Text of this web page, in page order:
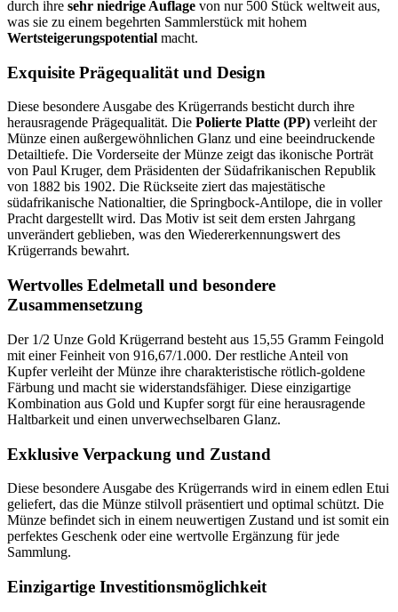
durch ihre sehr niedrige Auflage von nur 500 Stück weltweit aus,
was sie zu einem begehrten Sammlerstück mit hohem
Wertsteigerungspotential macht.
Exquisite Prägequalität und Design
Diese besondere Ausgabe des Krügerrands besticht durch ihre
herausragende Prägequalität. Die Polierte Platte (PP) verleiht der
Münze einen außergewöhnlichen Glanz und eine beeindruckende
Detailtiefe. Die Vorderseite der Münze zeigt das ikonische Porträt
von Paul Kruger, dem Präsidenten der Südafrikanischen Republik
von 1882 bis 1902. Die Rückseite ziert das majestätische
südafrikanische Nationaltier, die Springbock-Antilope, die in voller
Pracht dargestellt wird. Das Motiv ist seit dem ersten Jahrgang
unverändert geblieben, was den Wiedererkennungswert des
Krügerrands bewahrt.
Wertvolles Edelmetall und besondere
Zusammensetzung
Der 1/2 Unze Gold Krügerrand besteht aus 15,55 Gramm Feingold
mit einer Feinheit von 916,67/1.000. Der restliche Anteil von
Kupfer verleiht der Münze ihre charakteristische rötlich-goldene
Färbung und macht sie widerstandsfähiger. Diese einzigartige
Kombination aus Gold und Kupfer sorgt für eine herausragende
Haltbarkeit und einen unverwechselbaren Glanz.
Exklusive Verpackung und Zustand
Diese besondere Ausgabe des Krügerrands wird in einem edlen Etui
geliefert, das die Münze stilvoll präsentiert und optimal schützt. Die
Münze befindet sich in einem neuwertigen Zustand und ist somit ein
perfektes Geschenk oder eine wertvolle Ergänzung für jede
Sammlung.
Einzigartige Investitionsmöglichkeit